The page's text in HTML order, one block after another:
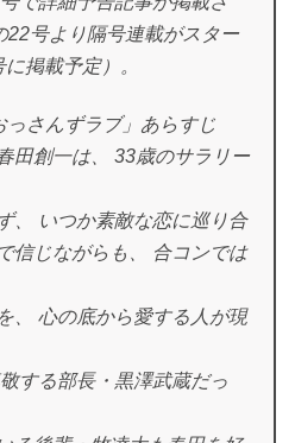
22号より隔号連載がスター
掲載予定）。
さんずラブ」あらすじ
田創一は、 33歳のサラリー
、 いつか素敵な恋に巡り合
信じながらも、 合コンでは
、 心の底から愛する人が現
する部長・黒澤武蔵だっ